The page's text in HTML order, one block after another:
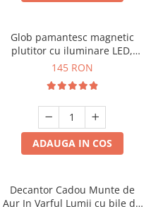
Glob pamantesc magnetic
plutitor cu iluminare LED,
Forma C
145 RON
ADAUGA IN COS
Decantor Cadou Munte de
Aur In Varful Lumii cu bile de